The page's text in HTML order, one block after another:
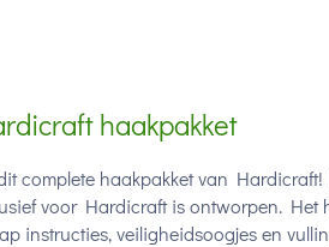
haakpakket
complete haakpakket van
voor Hardicraft is ontworpen. Het
instructies, veiligheidsoogjes en